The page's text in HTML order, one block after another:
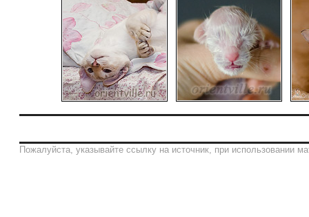
Пожалуйста, указывайте ссылку на источник, при использовании